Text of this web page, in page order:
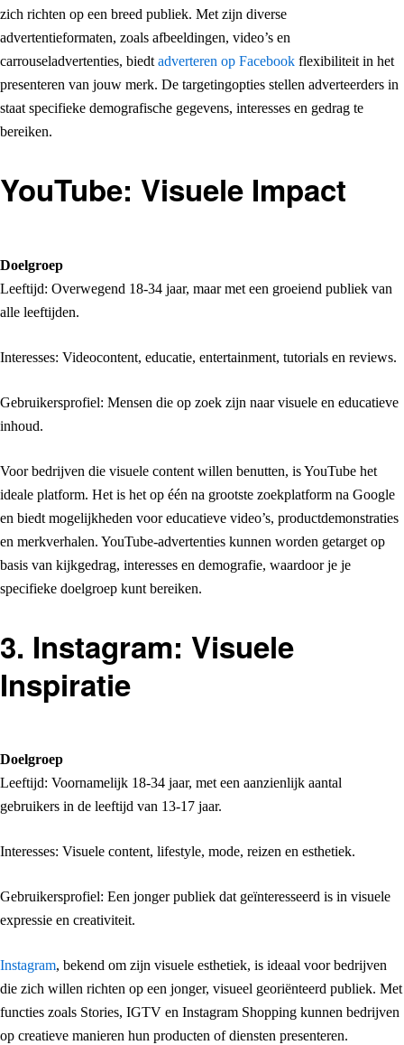
zich richten op een breed publiek. Met zijn diverse
advertentieformaten, zoals afbeeldingen, video’s en
carrouseladvertenties, biedt adverteren op Facebook flexibiliteit in het
presenteren van jouw merk. De targetingopties stellen adverteerders in
staat specifieke demografische gegevens, interesses en gedrag te
bereiken.
YouTube: Visuele Impact
Doelgroep
Leeftijd: Overwegend 18-34 jaar, maar met een groeiend publiek van
alle leeftijden.
Interesses: Videocontent, educatie, entertainment, tutorials en reviews.
Gebruikersprofiel: Mensen die op zoek zijn naar visuele en educatieve
inhoud.
Voor bedrijven die visuele content willen benutten, is YouTube het
ideale platform. Het is het op één na grootste zoekplatform na Google
en biedt mogelijkheden voor educatieve video’s, productdemonstraties
en merkverhalen. YouTube-advertenties kunnen worden getarget op
basis van kijkgedrag, interesses en demografie, waardoor je je
specifieke doelgroep kunt bereiken.
3. Instagram: Visuele
Inspiratie
Doelgroep
Leeftijd: Voornamelijk 18-34 jaar, met een aanzienlijk aantal
gebruikers in de leeftijd van 13-17 jaar.
Interesses: Visuele content, lifestyle, mode, reizen en esthetiek.
Gebruikersprofiel: Een jonger publiek dat geïnteresseerd is in visuele
expressie en creativiteit.
Instagram, bekend om zijn visuele esthetiek, is ideaal voor bedrijven
die zich willen richten op een jonger, visueel georiënteerd publiek. Met
functies zoals Stories, IGTV en Instagram Shopping kunnen bedrijven
op creatieve manieren hun producten of diensten presenteren.